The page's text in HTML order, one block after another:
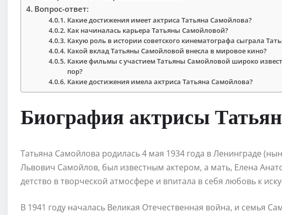
Вопрос-ответ:
Какие достижения имеет актриса Татьяна Самойлова?
Как начиналась карьера Татьяны Самойловой?
Какую роль в истории советского кинематографа сыграла
Какой вклад Татьяны Самойловой внесла в мировое кино?
Какие фильмы с участием Татьяны Самойловой широко
пор?
Какие достижения имела актриса Татьяна Самойлова?
Биография актрисы
Татьяна Самойлова родилась 4 мая 1934 года в Ленинграде
Львович Самойлов, был известным актером, а мать, Елена
детство в творческой атмосфере и впитала в себя любовь к
В 1941 году началась Великая Отечественная война, и семья